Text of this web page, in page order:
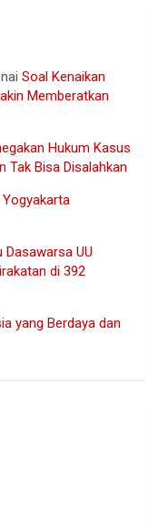
Soal Kenaikan
Memberatkan
Hukum Kasus
Tak Bisa Disalahkan
Dasawarsa UU
di 392
yang Berdaya dan